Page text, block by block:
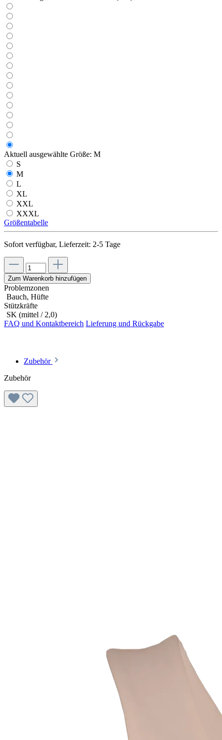
Aktuell ausgewählte Größe: M
S
M
L
XL
XXL
XXXL
Größentabelle
Sofort verfügbar, Lieferzeit: 2-5 Tage
Zum Warenkorb hinzufügen
Problemzonen
Bauch, Hüfte
Stützkräfte
SK (mittel / 2,0)
FAQ und Kontaktbereich Lieferung und Rückgabe
Zubehör
Zubehör